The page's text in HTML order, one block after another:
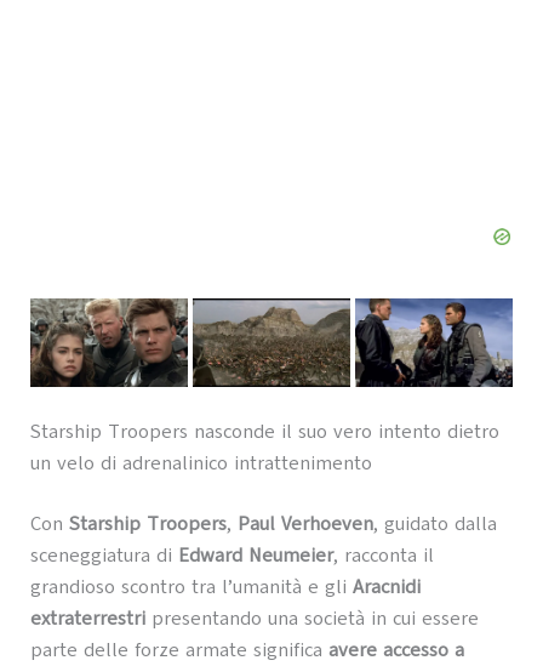
Starship Troopers nasconde il suo vero intento dietro
un velo di adrenalinico intrattenimento
Con Starship Troopers, Paul Verhoeven, guidato dalla
sceneggiatura di Edward Neumeier, racconta il
grandioso scontro tra l’umanità e gli Aracnidi
extraterrestripresentando una società in cui essere
parte delle forze armate significa avere accesso a